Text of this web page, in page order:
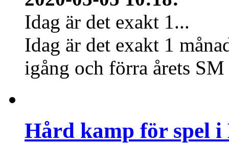
Idag är det exakt 1...
Idag är det exakt 1
igång och förra årets
Hård kamp för spel i